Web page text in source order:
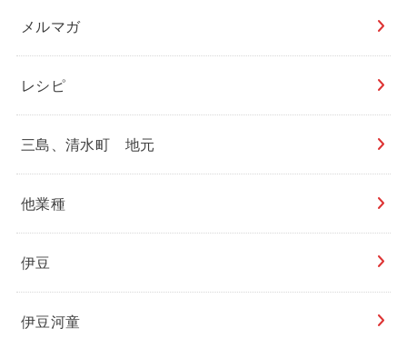
メルマガ
レシピ
三島、清水町 地元
他業種
伊豆
伊豆河童